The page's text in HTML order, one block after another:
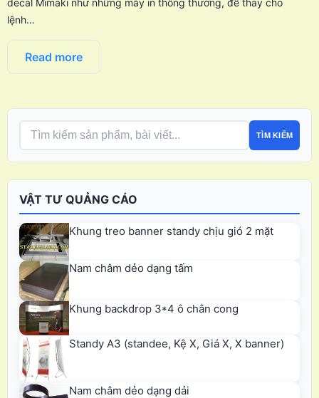
decal Mimaki như những máy in thông thường, để thay cho
lệnh…
Read more
TÌM KIẾM
VẬT TƯ QUẢNG CÁO
Khung treo banner standy chịu gió 2 mặt
Nam châm dẻo dạng tấm
Khung backdrop 3*4 ô chân cong
Standy A3 (standee, Kệ X, Giá X, X banner)
Nam châm dẻo dạng dải